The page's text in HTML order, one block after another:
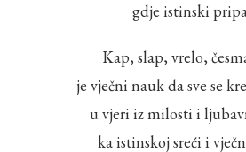
gdje istinski
Kap, slap, vrelo,
je vječni nauk da sve se
u vjeri iz milosti i
ka istinskoj sreći i